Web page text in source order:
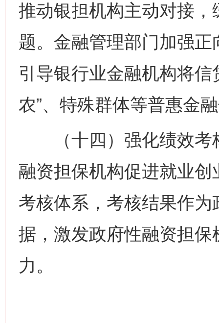
推动银担机构主动对接
题。金融管理部门加强
引导银行业金融机构将
农”、特殊群体等普惠金
（十四）强化绩效考
融资担保机构促进就业
考核体系，考核结果作
据，激发政府性融资担
力。